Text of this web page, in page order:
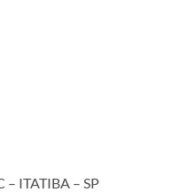
– ITATIBA – SP